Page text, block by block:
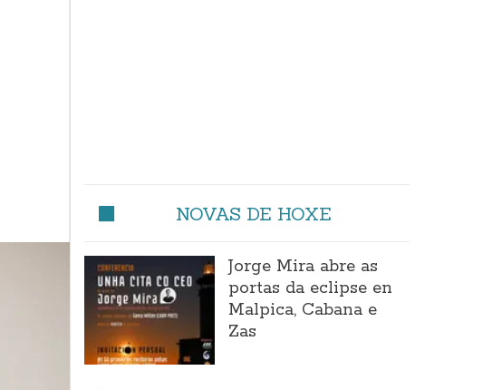
NOVAS DE HOXE
Jorge Mira abre as
portas da eclipse en
Malpica, Cabana e
Zas